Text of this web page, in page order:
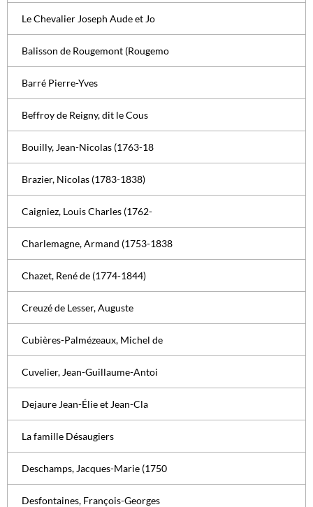
Le Chevalier Joseph Aude et Jo
Balisson de Rougemont (Rougemo
Barré Pierre-Yves
Beffroy de Reigny, dit le Cous
Bouilly, Jean-Nicolas (1763-18
Brazier, Nicolas (1783-1838)
Caigniez, Louis Charles (1762-
Charlemagne, Armand (1753-1838
Chazet, René de (1774-1844)
Creuzé de Lesser, Auguste
Cubières-Palmézeaux, Michel de
Cuvelier, Jean-Guillaume-Antoi
Dejaure Jean-Élie et Jean-Cla
La famille Désaugiers
Deschamps, Jacques-Marie (1750
Desfontaines, François-Georges